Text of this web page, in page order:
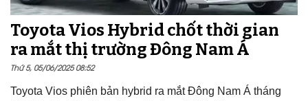
Toyota Vios Hybrid chốt thời gian
ra mắt thị trường Đông Nam Á
Thứ 5, 05/06/2025 08:52
Toyota Vios phiên bản hybrid ra mắt Đông Nam Á tháng